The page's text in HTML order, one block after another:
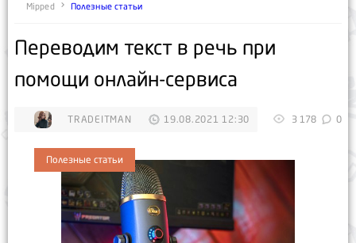
Mipped Полезные статьи
Переводим текст в речь при
помощи онлайн-сервиса
TRADEITMAN 19.08.2021 12:30 3 178 0
Полезные статьи